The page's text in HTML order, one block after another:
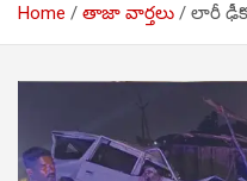
Home తాజా వార్తలు లారీ